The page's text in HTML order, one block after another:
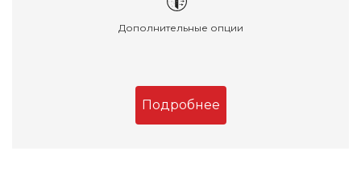
Дополнительные опции
Подробнее